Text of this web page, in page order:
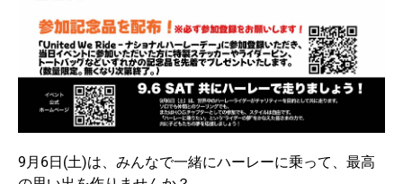
9月6日(土)は、みんなで一緒にハーレーに乗って、最高